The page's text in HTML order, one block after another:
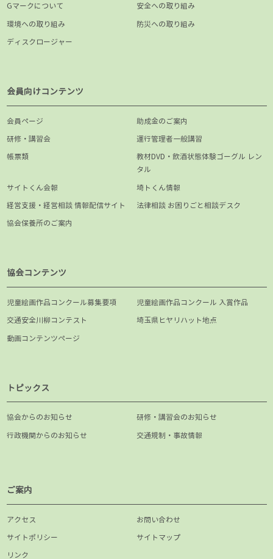
Gマークについて
安全への取り組み
環境への取り組み
防災への取り組み
ディスクロージャー
会員向けコンテンツ
会員ページ
助成金のご案内
研修・講習会
運行管理者一般講習
帳票類
教材DVD・飲酒状態体験ゴーグル レン
タル
サイトくん会報
埼トくん情報
経営支援・経営相談 情報配信サイト
法律相談 お困りごと相談デスク
協会保養所のご案内
協会コンテンツ
児童絵画作品コンクール募集要項
児童絵画作品コンクール 入賞作品
交通安全川柳コンテスト
埼玉県ヒヤリハット地点
動画コンテンツページ
トピックス
協会からのお知らせ
研修・講習会のお知らせ
行政機関からのお知らせ
交通規制・事故情報
ご案内
アクセス
お問い合わせ
サイトポリシー
サイトマップ
リンク